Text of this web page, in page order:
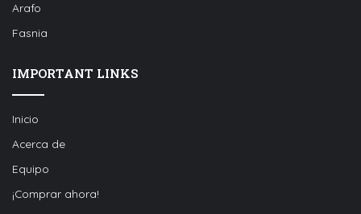
Arafo
Fasnia
IMPORTANT LINKS
Inicio
Acerca de
Equipo
¡Comprar ahora!